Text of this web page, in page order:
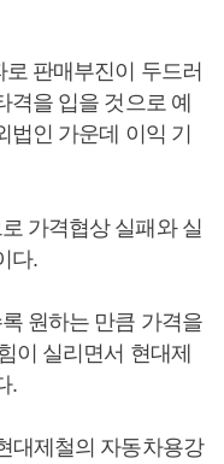
판매부진이 두드러
을 입을 것으로 예
인 가운데 이익 기
가격협상 실패와 실
다.
원하는 만큼 가격을
이 실리면서 현대제
.
대제철의 자동차용강